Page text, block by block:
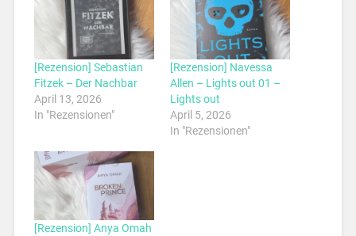
[Rezension] Sebastian
Fitzek – Der Nachbar
April 13, 2026
In "Rezensionen"
[Rezension] Navessa
Allen – Lights out 01 –
Lights out
April 5, 2026
In "Rezensionen"
[Rezension] Anya Omah